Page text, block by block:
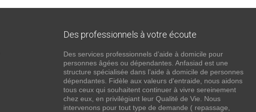
Des professionnels à votre écoute
Des services professionnels d’aide à domicile pour
personnes âgées ou dépendantes. Anfasiad est une
structure spécialisée dans l’aide à domicile de personnes
dépendantes. Fidèle aux valeurs d'entraide, nous aidons
tous ceux qui souhaitent continuer à vivre sereinement
chez eux, en privilégiant leur Qualité de Vie. Nous
intervenons pour tout type de demande ( repassage,